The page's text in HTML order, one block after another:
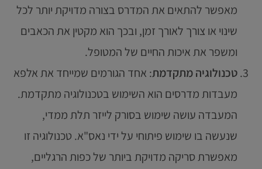
מאפשר להתאים את המדרס בצורה מדויקת יותר לכל
שינוי או צורך לאורך זמן, ובכך הוא מקטין את הכאבים
ומשפר את איכות החיים של המטופל.
טכנולוגיה מתקדמת: אחד הגורמים שמייחד את אלפא
מעבדות מדרסים הוא השימוש בטכנולוגיה מתקדמת.
המעבדה עושה שימוש בסורק לייזר תלת ממדי,
שנעשה בו שימוש פיתוחי על ידי נאס"א. טכנולוגיה זו
מאפשרת סריקה מדויקת ביותר של כפות הרגליים,